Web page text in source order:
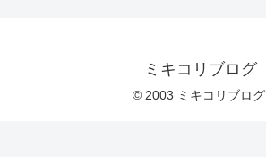
ミキコリブログ
© 2003 ミキコリブログ.